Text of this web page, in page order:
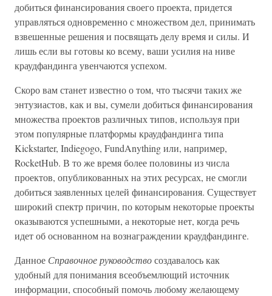
добиться финансирования своего проекта, придется
управляться одновременно с множеством дел, принимать
взвешенные решения и посвящать делу время и силы. И
лишь если вы готовы ко всему, ваши усилия на ниве
краудфандинга увенчаются успехом.
Скоро вам станет известно о том, что тысячи таких же
энтузиастов, как и вы, сумели добиться финансирования
множества проектов различных типов, используя при
этом популярные платформы краудфандинга типа
Kickstarter, Indiegogo, FundAnything или, например,
RocketHub. В то же время более половины из числа
проектов, опубликованных на этих ресурсах, не смогли
добиться заявленных целей финансирования. Существует
широкий спектр причин, по которым некоторые проекты
оказываются успешными, а некоторые нет, когда речь
идет об основанном на вознаграждении краудфандинге.
Данное Справочное руководствосоздавалось как
удобный для понимания всеобъемлющий источник
информации, способный помочь любому желающему